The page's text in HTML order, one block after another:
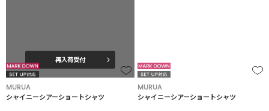
再入荷受付
MURUA
シャイニーシアーショートシャツ
MURUA
シャイニーシアーショートシャツ